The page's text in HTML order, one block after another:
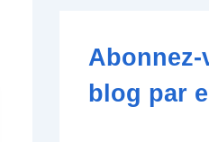
Abonnez-
blog par